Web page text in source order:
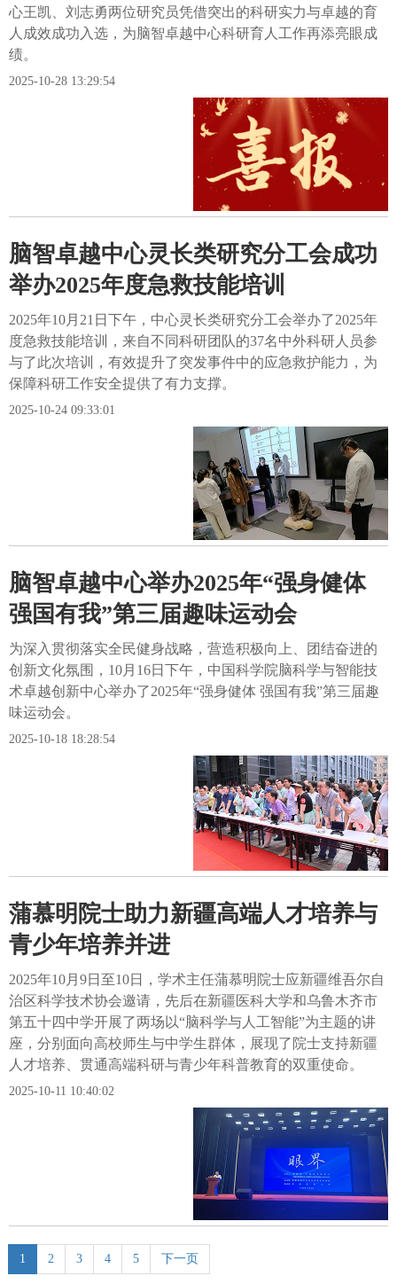
心王凯、刘志勇两位研究员凭借突出的科研实力与卓越的育
人成效成功入选，为脑智卓越中心科研育人工作再添亮眼成
绩。
2025-10-28 13:29:54
脑智卓越中心灵长类研究分工会成功
举办2025年度急救技能培训
2025年10月21日下午，中心灵长类研究分工会举办了2025年
度急救技能培训，来自不同科研团队的37名中外科研人员参
与了此次培训，有效提升了突发事件中的应急救护能力，为
保障科研工作安全提供了有力支撑。
2025-10-24 09:33:01
脑智卓越中心举办2025年“强身健体
强国有我”第三届趣味运动会
为深入贯彻落实全民健身战略，营造积极向上、团结奋进的
创新文化氛围，10月16日下午，中国科学院脑科学与智能技
术卓越创新中心举办了2025年“强身健体 强国有我”第三届趣
味运动会。
2025-10-18 18:28:54
蒲慕明院士助力新疆高端人才培养与
青少年培养并进
2025年10月9日至10日，学术主任蒲慕明院士应新疆维吾尔自
治区科学技术协会邀请，先后在新疆医科大学和乌鲁木齐市
第五十四中学开展了两场以“脑科学与人工智能”为主题的讲
座，分别面向高校师生与中学生群体，展现了院士支持新疆
人才培养、贯通高端科研与青少年科普教育的双重使命。
2025-10-11 10:40:02
1 2 3 4 5 下一页